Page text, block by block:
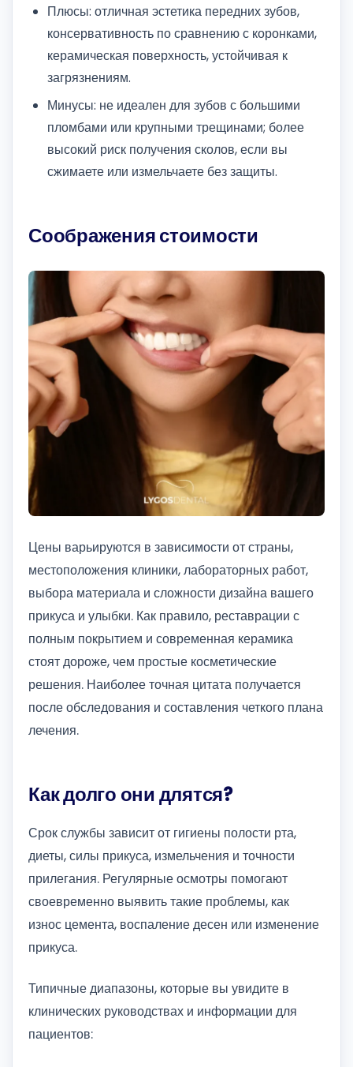
Плюсы: отличная эстетика передних зубов,
консервативность по сравнению с коронками,
керамическая поверхность, устойчивая к
загрязнениям.
Минусы: не идеален для зубов с большими
пломбами или крупными трещинами; более
высокий риск получения сколов, если вы
сжимаете или измельчаете без защиты.
Соображения стоимости
Цены варьируются в зависимости от страны,
местоположения клиники, лабораторных работ,
выбора материала и сложности дизайна вашего
прикуса и улыбки. Как правило, реставрации с
полным покрытием и современная керамика
стоят дороже, чем простые косметические
решения. Наиболее точная цитата получается
после обследования и составления четкого плана
лечения.
Как долго они длятся?
Срок службы зависит от гигиены полости рта,
диеты, силы прикуса, измельчения и точности
прилегания. Регулярные осмотры помогают
своевременно выявить такие проблемы, как
износ цемента, воспаление десен или изменение
прикуса.
Типичные диапазоны, которые вы увидите в
клинических руководствах и информации для
пациентов: